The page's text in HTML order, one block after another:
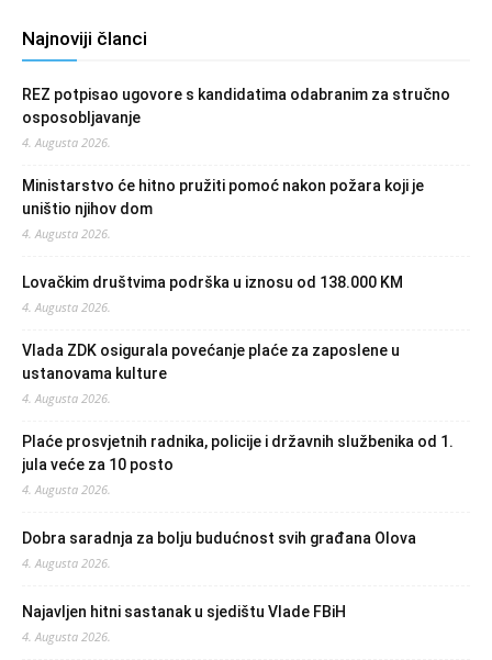
Najnoviji članci
REZ potpisao ugovore s kandidatima odabranim za stručno
osposobljavanje
4. Augusta 2026.
Ministarstvo će hitno pružiti pomoć nakon požara koji je
uništio njihov dom
4. Augusta 2026.
Lovačkim društvima podrška u iznosu od 138.000 KM
4. Augusta 2026.
Vlada ZDK osigurala povećanje plaće za zaposlene u
ustanovama kulture
4. Augusta 2026.
Plaće prosvjetnih radnika, policije i državnih službenika od 1.
jula veće za 10 posto
4. Augusta 2026.
Dobra saradnja za bolju budućnost svih građana Olova
4. Augusta 2026.
Najavljen hitni sastanak u sjedištu Vlade FBiH
4. Augusta 2026.